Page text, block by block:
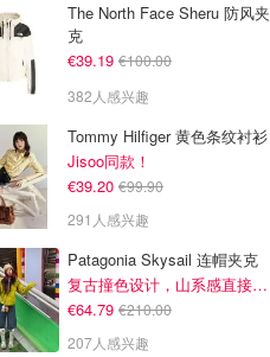
The North Face Sheru 防风夹
克
€39.19 €100.00
382人感兴趣
Tommy Hilfiger 黄色条纹衬衫
Jisoo同款！
€39.20 €99.90
291人感兴趣
Patagonia Skysail 连帽夹克
复古撞色设计，山系感直接拉满
€64.79 €210.00
207人感兴趣